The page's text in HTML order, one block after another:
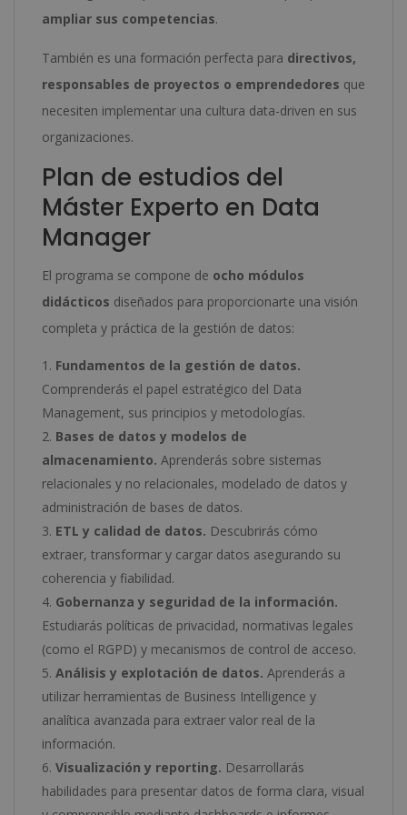
ampliar sus competencias.
También es una formación perfecta para directivos,
responsables de proyectos o emprendedores que
necesiten implementar una cultura data-driven en sus
organizaciones.
Plan de estudios del
Máster Experto en Data
Manager
El programa se compone de ocho módulos
didácticos diseñados para proporcionarte una visión
completa y práctica de la gestión de datos:
Fundamentos de la gestión de datos.
Comprenderás el papel estratégico del Data
Management, sus principios y metodologías.
Bases de datos y modelos de
almacenamiento. Aprenderás sobre sistemas
relacionales y no relacionales, modelado de datos y
administración de bases de datos.
ETL y calidad de datos. Descubrirás cómo
extraer, transformar y cargar datos asegurando su
coherencia y fiabilidad.
Gobernanza y seguridad de la información.
Estudiarás políticas de privacidad, normativas legales
(como el RGPD) y mecanismos de control de acceso.
Análisis y explotación de datos. Aprenderás a
utilizar herramientas de Business Intelligence y
analítica avanzada para extraer valor real de la
información.
Visualización y reporting. Desarrollarás
habilidades para presentar datos de forma clara, visual